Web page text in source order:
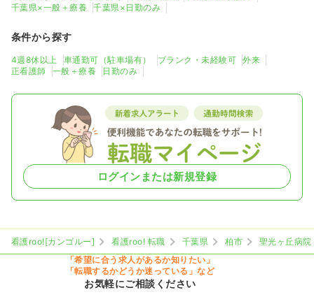
千葉県×一般＋療養
千葉県×日勤のみ
条件から探す
4週8休以上 車通勤可（駐車場有） ブランク・未経験可
外来
正看護師
一般＋療養 日勤のみ
ログインまたは新規登録
看護roo![カンゴルー] 看護roo! 転職 千葉県 柏市
聖光ヶ丘病院
「希望に合う求人があるか知りたい」
「転職するかどうか迷っている」など
お気軽にご相談ください